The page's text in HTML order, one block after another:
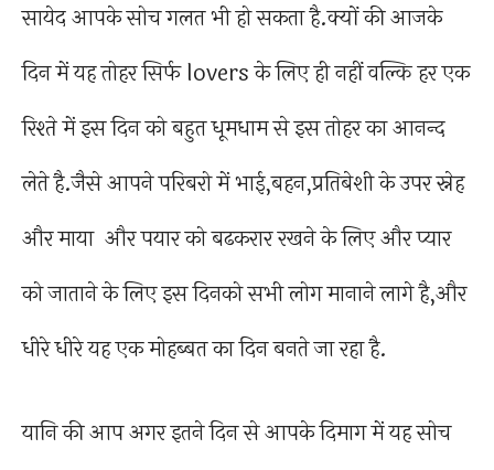
सायेद आपके सोच गलत भी हो सकता है.क्यों की आजके
दिन में यह तोहर सिर्फ lovers के लिए ही नहीं वल्कि हर एक
रिश्ते में इस दिन को बहुत धूमधाम से इस तोहर का आनन्द
लेते है.जैसे आपने परिबरो में भाई,बहन,प्रतिबेशी के उपर स्नेह
और माया और पयार को बढकरार रखने के लिए और प्यार
को जाताने के लिए इस दिनको सभी लोग मानाने लागे है,और
धीरे धीरे यह एक मोहब्बत का दिन बनते जा रहा है.
यानि की आप अगर इतने दिन से आपके दिमाग में यह सोच